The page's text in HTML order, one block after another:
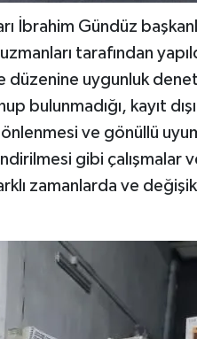
İbrahim Gündüz
tarafından
uygunluk
bulunmadığı, kayıt
ve gönüllü
gibi çalışmalar
zamanlarda ve